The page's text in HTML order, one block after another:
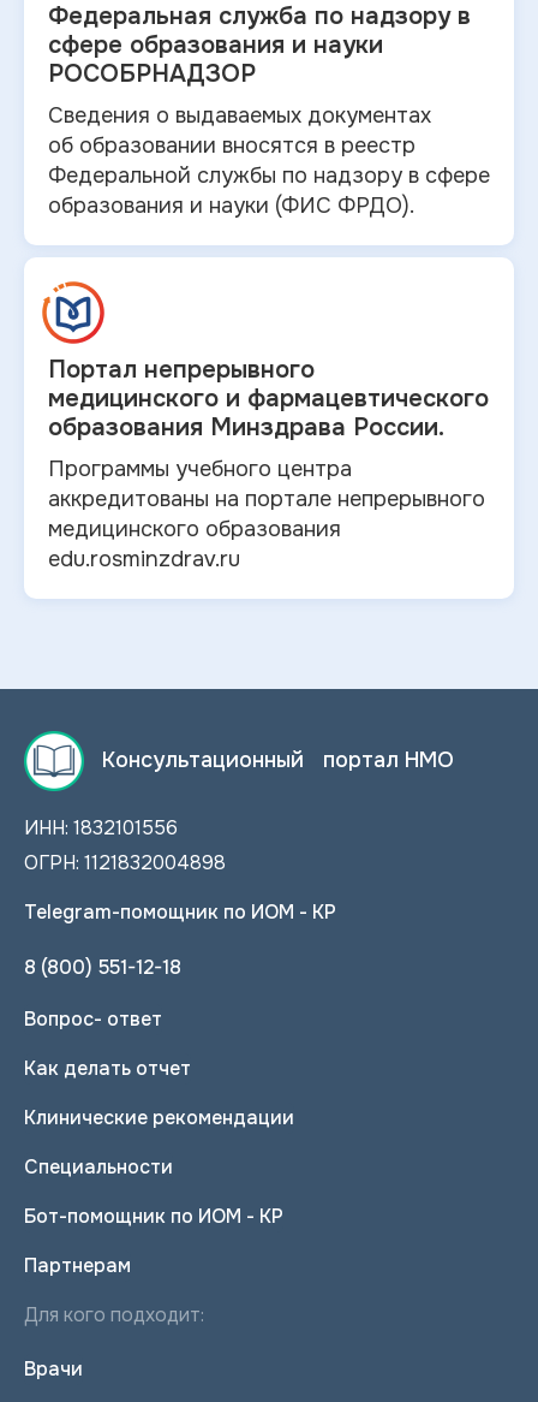
Федеральная служба по надзору в
сфере образования и науки
РОСОБРНАДЗОР
Сведения о выдаваемых документах
об образовании вносятся в реестр
Федеральной службы по надзору в сфере
образования и науки (ФИС ФРДО).
Портал непрерывного
медицинского и фармацевтического
образования Минздрава России.
Программы учебного центра
аккредитованы на портале непрерывного
медицинского образования
edu.rosminzdrav.ru
Консультационный портал НМО
ИНН: 1832101556
ОГРН: 1121832004898
Telegram-помощник по ИОМ - КР
8 (800) 551-12-18
Вопрос- ответ
Как делать отчет
Клинические рекомендации
Специальности
Бот-помощник по ИОМ - КР
Партнерам
Для кого подходит:
Врачи